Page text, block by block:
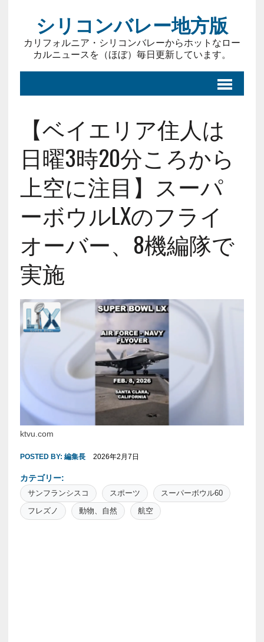
シリコンバレー地方版
カリフォルニア・シリコンバレーからホットなロー
カルニュースを（ほぼ）毎日更新しています。
【ベイエリア住人は
日曜3時20分ころから
上空に注目】スーパ
ーボウルLXのフライ
オーバー、8機編隊で
実施
ktvu.com
POSTED BY: 編集長 2026年2月7日
カテゴリー:
サンフランシスコ スポーツ
スーパーボウル60
フレズノ
動物、自然 航空